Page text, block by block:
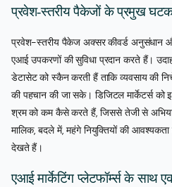
प्रवेश-स्तरीय पैकेजों के प्रमुख
प्रवेश-स्तरीय पैकेज अक्सर कीवर्ड अनुसंधान
एआई उपकरणों की सुविधा प्रदान करते हैं।
डेटासेट को स्कैन करती हैं ताकि व्यवसाय की
की पहचान की जा सके। डिजिटल मार्केटर्स
श्रम को कम कैसे करते हैं, जिससे तेजी से
मालिक, बदले में, महंगे नियुक्तियों की
देखते हैं।
एआई मार्केटिंग प्लेटफॉर्म्स के साथ